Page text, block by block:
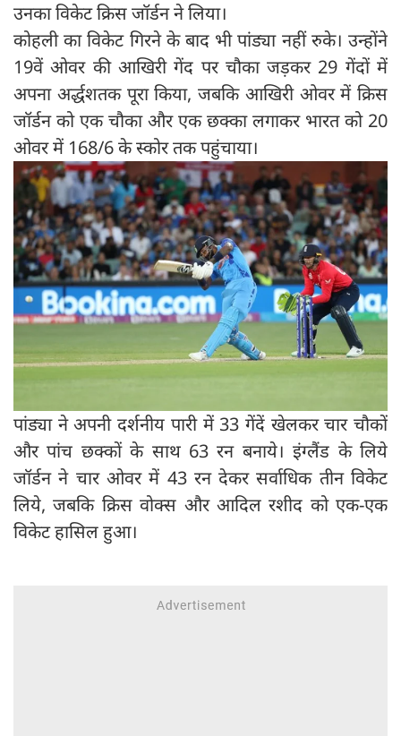
उनका विकेट क्रिस जॉर्डन ने लिया।
कोहली का विकेट गिरने के बाद भी पांड्या नहीं रुके। उन्होंने
19वें ओवर की आखिरी गेंद पर चौका जड़कर 29 गेंदों में
अपना अर्द्धशतक पूरा किया, जबकि आखिरी ओवर में क्रिस
जॉर्डन को एक चौका और एक छक्का लगाकर भारत को 20
ओवर में 168/6 के स्कोर तक पहुंचाया।
पांड्या ने अपनी दर्शनीय पारी में 33 गेंदें खेलकर चार चौकों
और पांच छक्कों के साथ 63 रन बनाये। इंग्लैंड के लिये
जॉर्डन ने चार ओवर में 43 रन देकर सर्वाधिक तीन विकेट
लिये, जबकि क्रिस वोक्स और आदिल रशीद को एक-एक
विकेट हासिल हुआ।